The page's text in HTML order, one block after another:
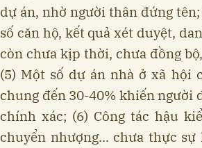
dự án, nhờ người thân đứng
số căn hộ, kết quả xét duyệt,
còn chưa kịp thời, chưa đồng
(5) Một số dự án nhà ở xã hội
chung đến 30-40% khiến người
chính xác; (6) Công tác hậu
chuyển nhượng... chưa thực